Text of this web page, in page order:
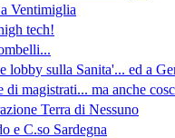
Ventimiglia
tech!
lobby sulla Sanita'... ed a
magistrati... ma anche
Terra di Nessuno
e C.so Sardegna